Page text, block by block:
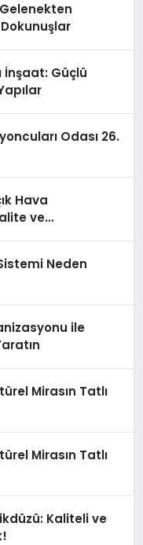
İnşaat: Güçlü
Odası 26.
Hava
ve
Neden
ile
Mirasın Tatlı
Mirasın Tatlı
Kaliteli ve